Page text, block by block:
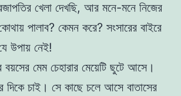
খেলা দেখছি, আর মনে-মনে নিজের
পালাব? কেমন করে? সংসারের বাইরে
উপায় নেই!
মেম চেহারার মেয়েটি ছুটে আসে।
চাই। সে কাছে চলে আসে বাতাসের